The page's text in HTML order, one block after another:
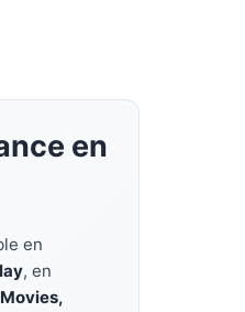
en
en
, en